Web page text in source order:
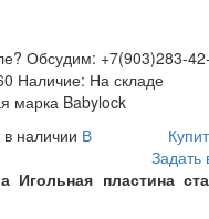
Обсудим: +7(903)283-
Наличие: На складе
марка Babylock
в наличии В
Задать
Игольная пластина